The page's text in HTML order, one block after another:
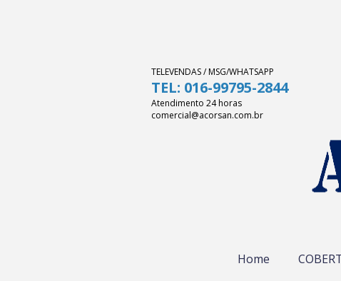
TELEVENDAS / MSG/WHATSAPP
TEL: 016-99795-2844
Atendimento 24 horas
comercial@acorsan.com.br
Home